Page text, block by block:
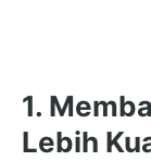
1.
Lebih